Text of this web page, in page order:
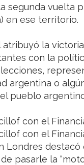
segunda vuelta
en ese territorio.
atribuyó la
con la
argentina o
pueblo
con el
con el
Londres
pasarle la